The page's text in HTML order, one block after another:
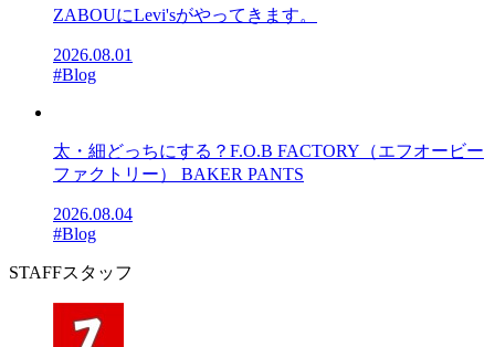
ZABOUにLevi'sがやってきます。
2026.08.01
#Blog
太・細どっちにする？F.O.B FACTORY（エフオービー
ファクトリー） BAKER PANTS
2026.08.04
#Blog
STAFFスタッフ